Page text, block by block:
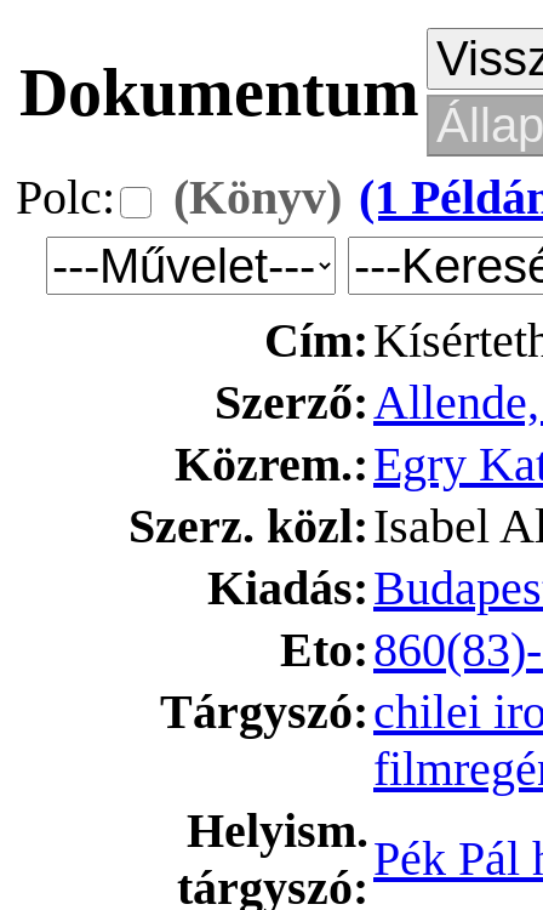
Dokumentum
Polc: (Könyv) (1
Cím:
Szerző:
Közrem.:Egry
Szerz. közl:Isabel
Kiadás:
Eto:
Tárgyszó:chilei
Helyism.
tárgyszó:
Pék Pál